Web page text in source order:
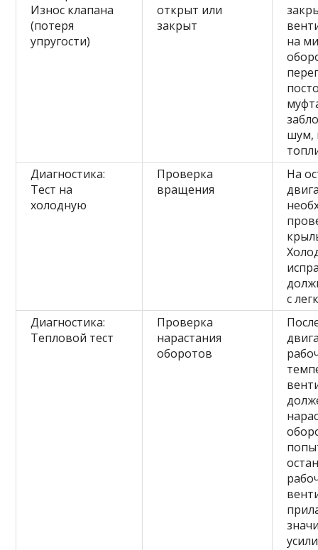
Износ клапана
(потеря
упругости)
открыт или
закрыт
на
шум,
Диагностика:
Тест на
холодную
Проверка
вращения
На
с
Диагностика:
Тепловой тест
Проверка
нарастания
оборотов